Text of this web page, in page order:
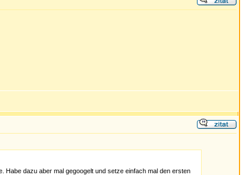
dazu aber mal gegoogelt und setze einfach mal den ersten